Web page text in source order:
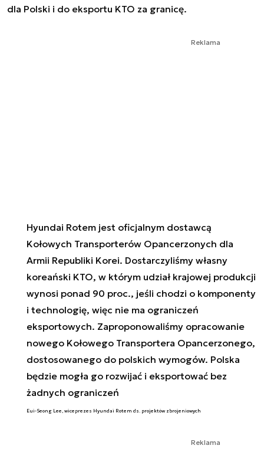
dla Polski i do eksportu KTO za granicę.
Reklama
Hyundai Rotem jest oficjalnym dostawcą
Kołowych Transporterów Opancerzonych dla
Armii Republiki Korei. Dostarczyliśmy własny
koreański KTO, w którym udział krajowej produkcji
wynosi ponad 90 proc., jeśli chodzi o komponenty
i technologię, więc nie ma ograniczeń
eksportowych. Zaproponowaliśmy opracowanie
nowego Kołowego Transportera Opancerzonego,
dostosowanego do polskich wymogów. Polska
będzie mogła go rozwijać i eksportować bez
żadnych ograniczeń
Eui-Seong Lee, wiceprezes Hyundai Rotem ds. projektów zbrojeniowych
Reklama